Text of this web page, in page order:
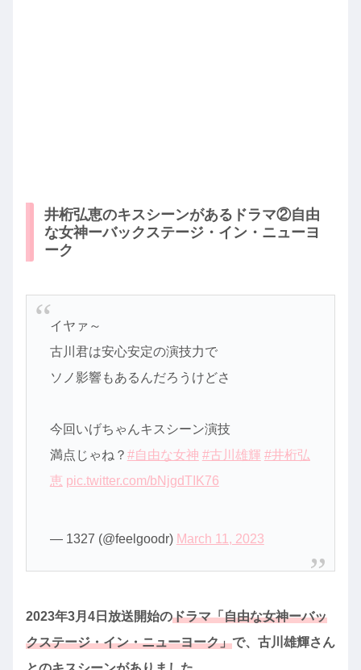
井桁弘恵のキスシーンがあるドラマ②自由
な女神ーバックステージ・イン・ニューヨ
ーク
イヤァ～
古川君は安心安定の演技力で
ソノ影響もあるんだろうけどさ
今回いげちゃんキスシーン演技
満点じゃね？ #自由な女神 #古川雄輝 #井桁弘
恵 pic.twitter.com/bNjgdTIK76
— 1327 (@feelgoodr) March 11, 2023
2023年3月4日放送開始のドラマ「自由な女神ーバッ
クステージ・イン・ニューヨーク」で、古川雄輝さん